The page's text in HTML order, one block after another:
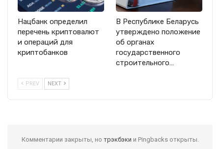
Нацбанк определил
перечень криптовалют
и операций для
криптобанков
В Республике Беларусь
утверждено положение
об органах
государственного
строительного…
PREV NEXT
Комментарии закрыты, но трэкбэки и Pingbacks открыты.